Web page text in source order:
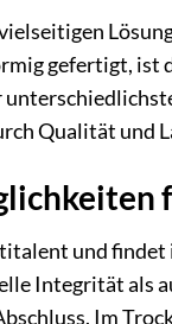
gefertigt, ist
Qualität und
und findet
Integrität als
Im